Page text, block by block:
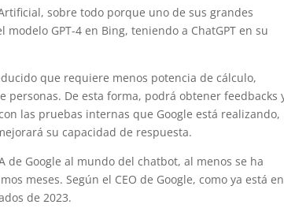
sobre todo porque uno de sus grandes
GPT-4 en Bing, teniendo a ChatGPT en su
que requiere menos potencia de cálculo,
De esta forma, podrá obtener feedbacks
las pruebas internas que Google está realizando,
su capacidad de respuesta.
de Google al mundo del chatbot, al menos se ha
meses. Según el CEO de Google, como ya está en
de 2023.